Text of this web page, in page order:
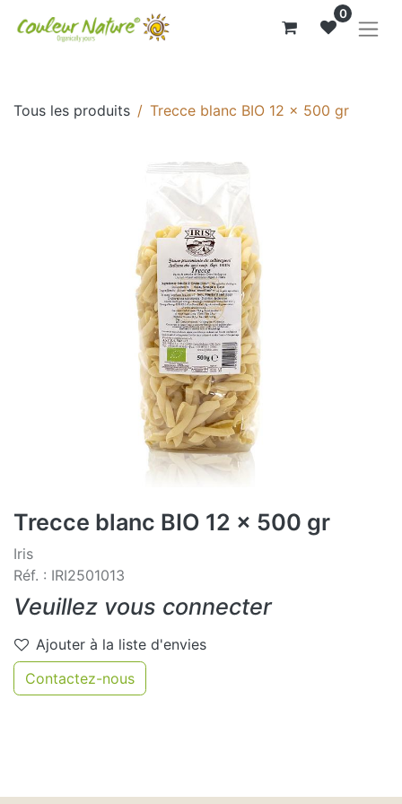
0
Tous les produits Trecce blanc BIO 12 x 500 gr
Trecce blanc BIO 12 x 500 gr
Iris
Réf. : IRI2501013
Veuillez vous connecter
Ajouter à la liste d'envies
Contactez-nous